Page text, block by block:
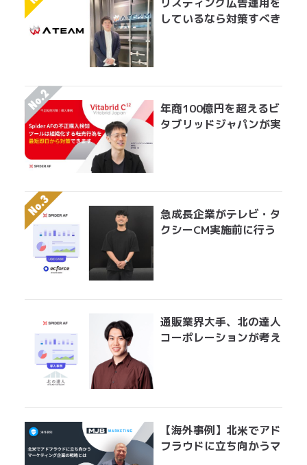
しているなら対策すべき
年商100億円を超えるビ
タブリッドジャパンが実
急成長企業がテレビ・タ
クシーCM実施前に行う
通販業界大手、北の達人
コーポレーションが考え
【海外事例】北米でアド
フラウドに立ち向かうマ